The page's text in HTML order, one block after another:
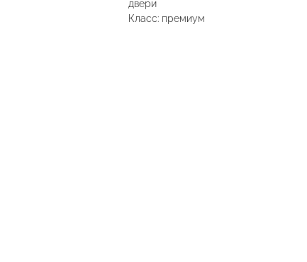
двери
Класс: премиум